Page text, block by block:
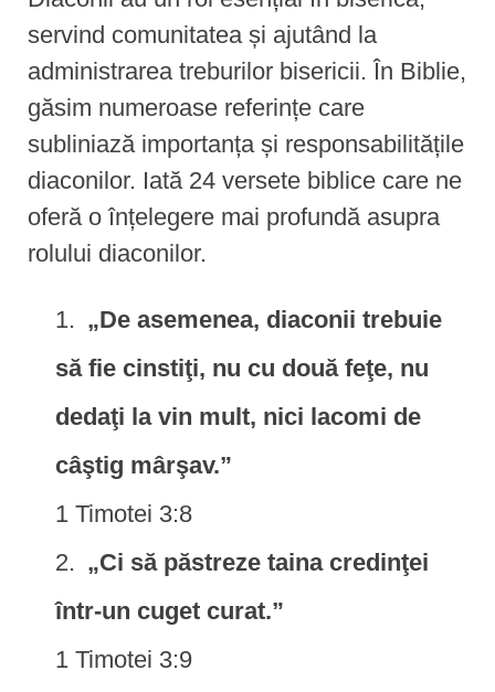
servind comunitatea și ajutând la
administrarea treburilor bisericii. În Biblie,
găsim numeroase referințe care
subliniază importanța și responsabilitățile
diaconilor. Iată 24 versete biblice care ne
oferă o înțelegere mai profundă asupra
rolului diaconilor.
„De asemenea, diaconii trebuie
să fie cinstiţi, nu cu două feţe, nu
dedaţi la vin mult, nici lacomi de
câştig mârşav.”
1 Timotei 3:8
„Ci să păstreze taina credinţei
într-un cuget curat.”
1 Timotei 3:9